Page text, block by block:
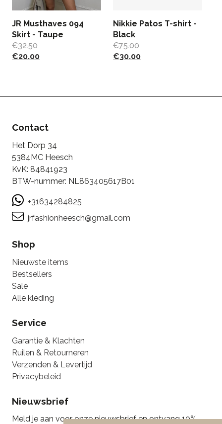
JR Musthaves 094
Skirt - Taupe
€32.50
€20.00
Nikkie Patos T-shirt -
Black
€75.00
€30.00
Contact
Het Dorp 34
5384MC Heesch
KvK: 84841923
BTW-nummer: NL863405617B01
+31634284825
jrfashionheesch@gmail.com
Shop
Nieuwste items
Bestsellers
Sale
Alle kleding
Service
Garantie & Klachten
Ruilen & Retourneren
Verzenden & Levertijd
Privacybeleid
Nieuwsbrief
Meld je aan voor onze nieuwsbrief en ontvang 10%